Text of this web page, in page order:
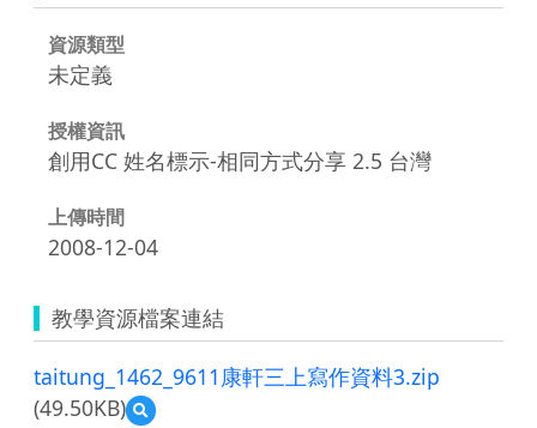
資源類型
未定義
授權資訊
創用CC 姓名標示-相同方式分享 2.5 台灣
上傳時間
2008-12-04
教學資源檔案連結
taitung_1462_9611康軒三上寫作資料3.zip
(49.50KB)
預